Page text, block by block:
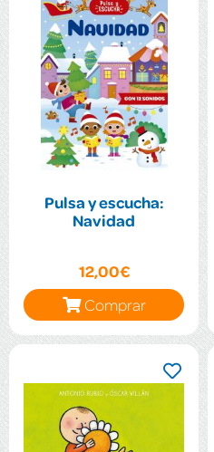
Pulsa y escucha:
Navidad
12,00€
Comprar